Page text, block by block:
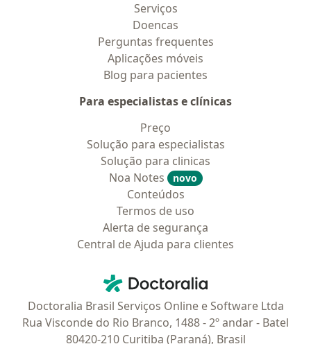
Serviços
Doencas
Perguntas frequentes
Aplicações móveis
Blog para pacientes
Para especialistas e clínicas
Preço
Solução para especialistas
Solução para clinicas
Noa Notes
novo
Conteúdos
Termos de uso
Alerta de segurança
Central de Ajuda para clientes
Doctoralia - Homepage
Doctoralia Brasil Serviços Online e Software Ltda
Rua Visconde do Rio Branco, 1488 - 2º andar - Batel
80420-210 Curitiba (Paraná), Brasil